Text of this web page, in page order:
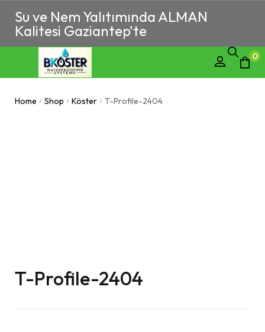
Su ve Nem Yalıtımında ALMAN
Kalitesi Gaziantep'te
0
Home / Shop / Köster / T-Profile-2404
T-Profile-2404